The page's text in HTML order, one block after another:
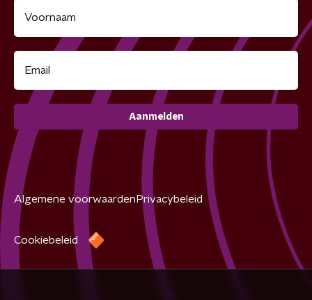
Aanmelden
Algemene voorwaarden Privacybeleid
Cookiebeleid